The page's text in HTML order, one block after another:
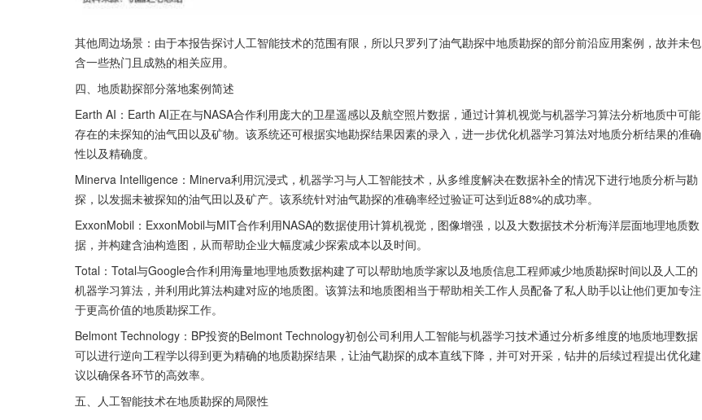
其他周边场景：由于本报告探讨人工智能技术的范围有限，所以只罗列了油气勘探中地质勘探的部分前沿应用案例，故并未包
含一些热门且成熟的相关应用。
四、地质勘探部分落地案例简述
Earth AI：Earth AI正在与NASA合作利用庞大的卫星遥感以及航空照片数据，通过计算机视觉与机器学习算法分析地质中可能
存在的未探知的油气田以及矿物。该系统还可根据实地勘探结果因素的录入，进一步优化机器学习算法对地质分析结果的准确
性以及精确度。
Minerva Intelligence：Minerva利用沉浸式，机器学习与人工智能技术，从多维度解决在数据补全的情况下进行地质分析与勘
探，以发掘未被探知的油气田以及矿产。该系统针对油气勘探的准确率经过验证可达到近88%的成功率。
ExxonMobil：ExxonMobil与MIT合作利用NASA的数据使用计算机视觉，图像增强，以及大数据技术分析海洋层面地理地质数
据，并构建含油构造图，从而帮助企业大幅度减少探索成本以及时间。
Total：Total与Google合作利用海量地理地质数据构建了可以帮助地质学家以及地质信息工程师减少地质勘探时间以及人工的
机器学习算法，并利用此算法构建对应的地质图。该算法和地质图相当于帮助相关工作人员配备了私人助手以让他们更加专注
于更高价值的地质勘探工作。
Belmont Technology：BP投资的Belmont Technology初创公司利用人工智能与机器学习技术通过分析多维度的地质地理数据
可以进行逆向工程学以得到更为精确的地质勘探结果，让油气勘探的成本直线下降，并可对开采，钻井的后续过程提出优化建
议以确保各环节的高效率。
五、人工智能技术在地质勘探的局限性